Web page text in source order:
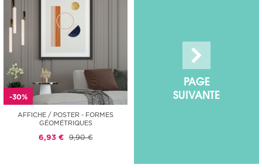
-30%
AFFICHE / POSTER - FORMES
GÉOMÉTRIQUES
6,93 € 9,90 €
PAGE
SUIVANTE